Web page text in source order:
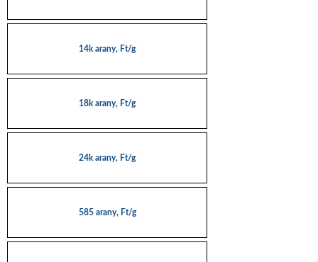
14k arany, Ft/g
18k arany, Ft/g
24k arany, Ft/g
585 arany, Ft/g